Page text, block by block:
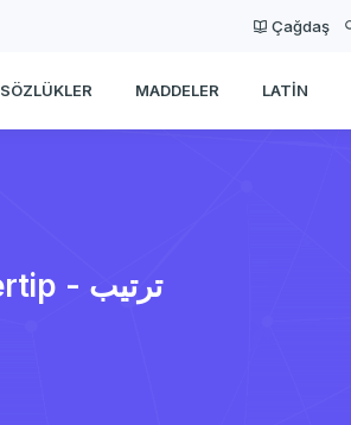
Çağdaş
SÖZLÜKLER MADDELER LATIN
tertip - ترتیب